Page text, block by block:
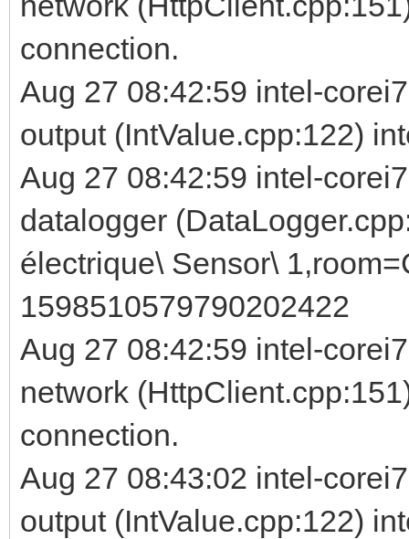
connection.
Aug 27 08:42:59 intel-
output (IntValue.cpp:122)
Aug 27 08:42:59 intel-
datalogger
électrique\ Sensor\
1598510579790202422
Aug 27 08:42:59 intel-
network
connection.
Aug 27 08:43:02 intel-
output (IntValue.cpp:122)